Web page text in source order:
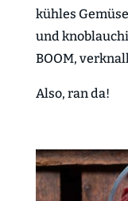
kühles
und
BOOM,
Also, ran da!